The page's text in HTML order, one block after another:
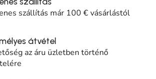
szállítás már 100 € vásárlástól
átvétel
az áru üzletben történő